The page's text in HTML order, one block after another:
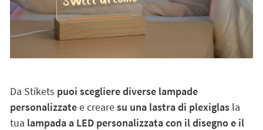
Da Stikets puoi scegliere diverse lampade
personalizzatee crearesu una lastra di plexiglasla
tua lampada a LED personalizzata con il disegno e il